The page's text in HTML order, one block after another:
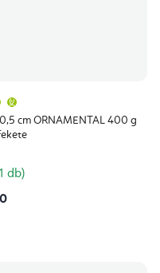
cm ORNAMENTAL 400 g
átlagos
értékelése
5-
csillag.
db)